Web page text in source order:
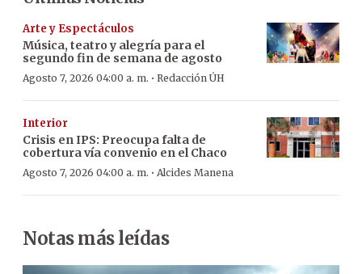
Arte y Espectáculos
Música, teatro y alegría para el
segundo fin de semana de agosto
Agosto 7, 2026 04:00 a. m. · Redacción ÚH
Interior
Crisis en IPS: Preocupa falta de
cobertura vía convenio en el Chaco
Agosto 7, 2026 04:00 a. m. · Alcides Manena
Notas más leídas